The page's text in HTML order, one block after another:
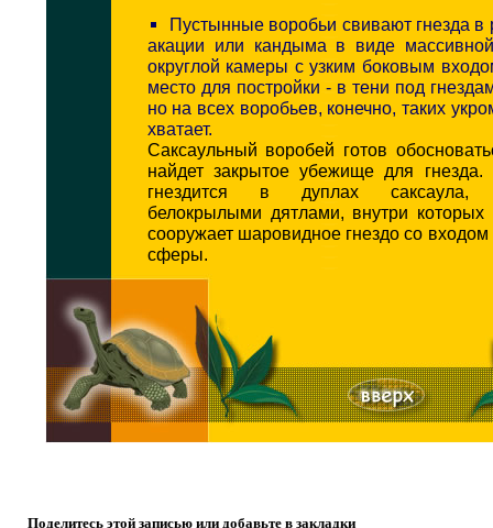
Пустынные воробьи свивают гнезда в
акации или кандыма в виде массивной
округлой камеры с узким боковым
место для постройки - в тени под
но на всех воробьев, конечно, таких
хватает.
Саксаульный воробей готов
найдет закрытое убежище для
гнездится в дуплах саксаула,
белокрылыми дятлами, внутри которых
сооружает шаровидное гнездо со входом
сферы.
Поделитесь этой записью или добавьте в закладки